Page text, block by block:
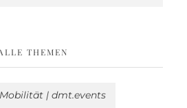
THEMEN
| dmt.events